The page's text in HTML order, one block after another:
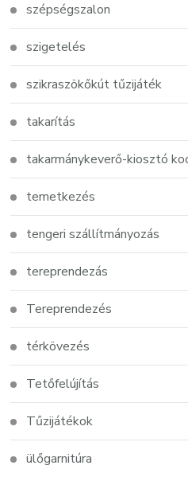
szépségszalon
szigetelés
szikraszökőkút tűzijáték
takarítás
takarmánykeverő-kiosztó
temetkezés
tengeri szállítmányozás
tereprendezás
Tereprendezés
térkövezés
Tetőfelújítás
Tűzijátékok
ülőgarnitúra